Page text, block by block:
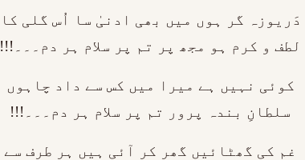
دَریوزہ گر ہوں میں بھی ادنیٰ سا اُس گلی کا
لطف و کرم ہو مجھ پر تم پر سلام ہر دم۔۔۔!!!
کوئی نہیں ہے میرا میں کس سے داد چاہوں
سلطانِ بندہ پرور تم پر سلام ہر دم۔۔۔!!!
غم کی گھٹائیں گھر کر آئی ہیں ہر طرف سے